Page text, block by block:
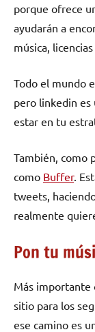
porque ofrece
ayudarán a
música,
Todo el mundo
pero linkedin
estar en tu
También, como
como Buffer.
tweets,
realmente
Pon tu
Más importante
sitio para los
ese camino es